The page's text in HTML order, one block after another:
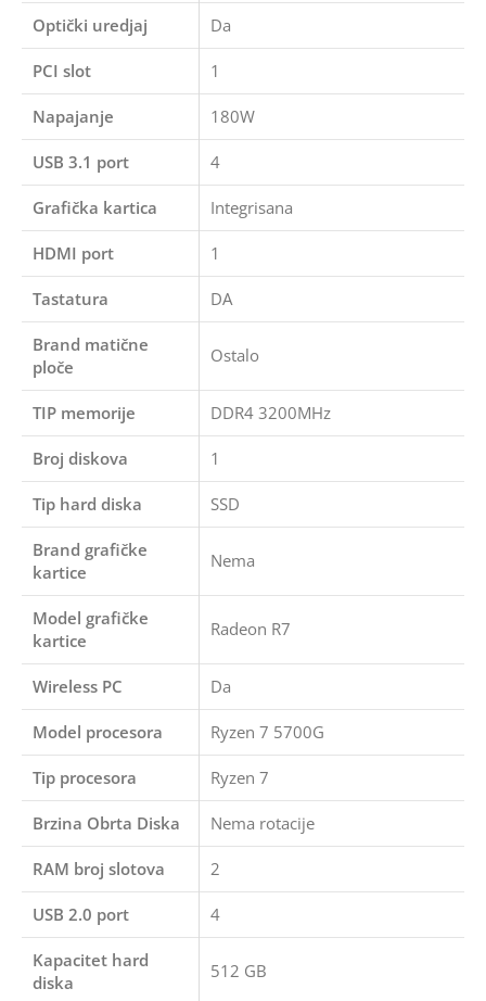
Optički uredjaj Da
PCI slot 1
Napajanje 180W
USB 3.1 port 4
Grafička kartica Integrisana
HDMI port 1
Tastatura DA
Brand matične
ploče
Ostalo
TIP memorije DDR4 3200MHz
Broj diskova 1
Tip hard diska SSD
Brand grafičke
kartice
Nema
Model grafičke
kartice
Radeon R7
Wireless PC Da
Model procesora Ryzen 7 5700G
Tip procesora Ryzen 7
Brzina Obrta Diska Nema rotacije
RAM broj slotova 2
USB 2.0 port 4
Kapacitet hard
diska
512 GB